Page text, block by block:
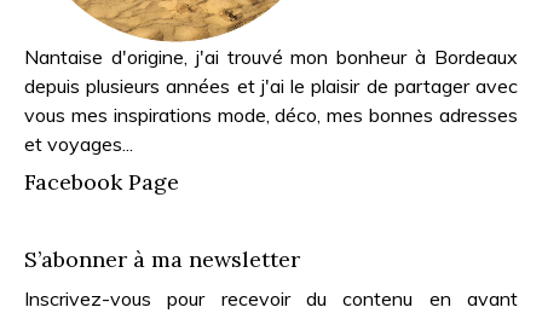
Nantaise d'origine, j'ai trouvé mon bonheur à Bordeaux
depuis plusieurs années et j'ai le plaisir de partager avec
vous mes inspirations mode, déco, mes bonnes adresses
et voyages...
Facebook Page
S’abonner à ma newsletter
Inscrivez-vous pour recevoir du contenu en avant